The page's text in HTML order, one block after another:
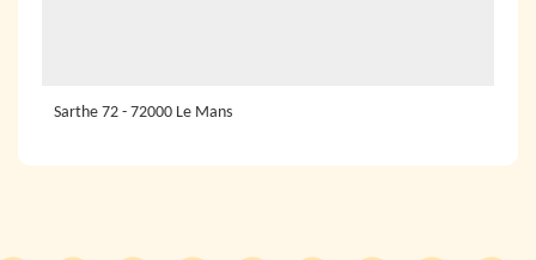
Sarthe 72 - 72000 Le Mans